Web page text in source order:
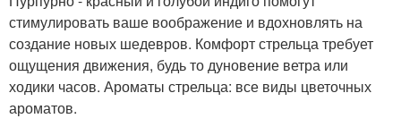
стимулировать ваше воображение и вдохновлять на
создание новых шедевров. Комфорт стрельца требует
ощущения движения, будь то дуновение ветра или
ходики часов. Ароматы стрельца: все виды цветочных
ароматов.